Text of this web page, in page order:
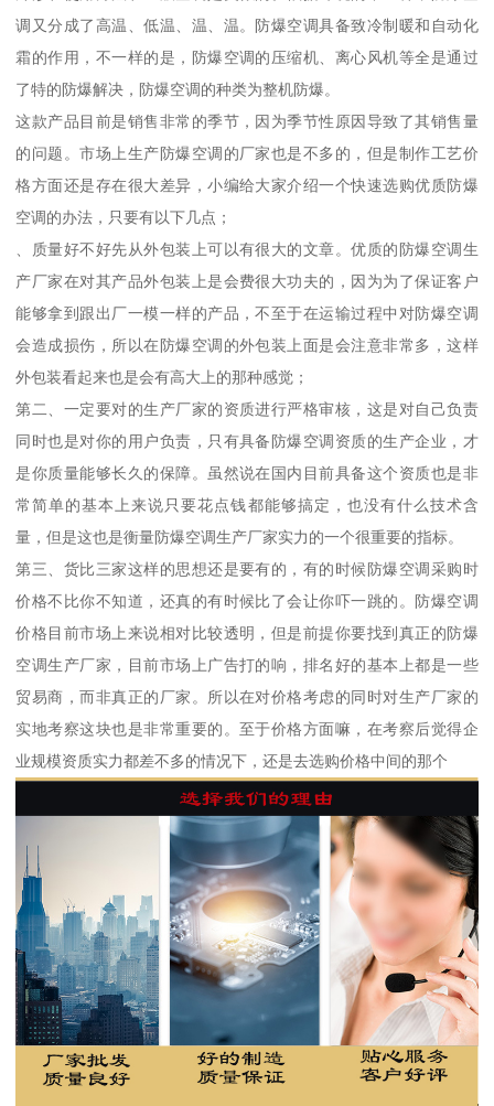
调又分成了高温、低温、温、温。防爆空调具备致冷制暖和自动化
霜的作用，不一样的是，防爆空调的压缩机、离心风机等全是通过
了特的防爆解决，防爆空调的种类为整机防爆。
这款产品目前是销售非常的季节，因为季节性原因导致了其销售量
的问题。市场上生产防爆空调的厂家也是不多的，但是制作工艺价
格方面还是存在很大差异，小编给大家介绍一个快速选购优质防爆
空调的办法，只要有以下几点；
、质量好不好先从外包装上可以有很大的文章。优质的防爆空调生
产厂家在对其产品外包装上是会费很大功夫的，因为为了保证客户
能够拿到跟出厂一模一样的产品，不至于在运输过程中对防爆空调
会造成损伤，所以在防爆空调的外包装上面是会注意非常多，这样
外包装看起来也是会有高大上的那种感觉；
第二、一定要对的生产厂家的资质进行严格审核，这是对自己负责
同时也是对你的用户负责，只有具备防爆空调资质的生产企业，才
是你质量能够长久的保障。虽然说在国内目前具备这个资质也是非
常简单的基本上来说只要花点钱都能够搞定，也没有什么技术含
量，但是这也是衡量防爆空调生产厂家实力的一个很重要的指标。
第三、货比三家这样的思想还是要有的，有的时候防爆空调采购时
价格不比你不知道，还真的有时候比了会让你吓一跳的。防爆空调
价格目前市场上来说相对比较透明，但是前提你要找到真正的防爆
空调生产厂家，目前市场上广告打的响，排名好的基本上都是一些
贸易商，而非真正的厂家。所以在对价格考虑的同时对生产厂家的
实地考察这块也是非常重要的。至于价格方面嘛，在考察后觉得企
业规模资质实力都差不多的情况下，还是去选购价格中间的那个